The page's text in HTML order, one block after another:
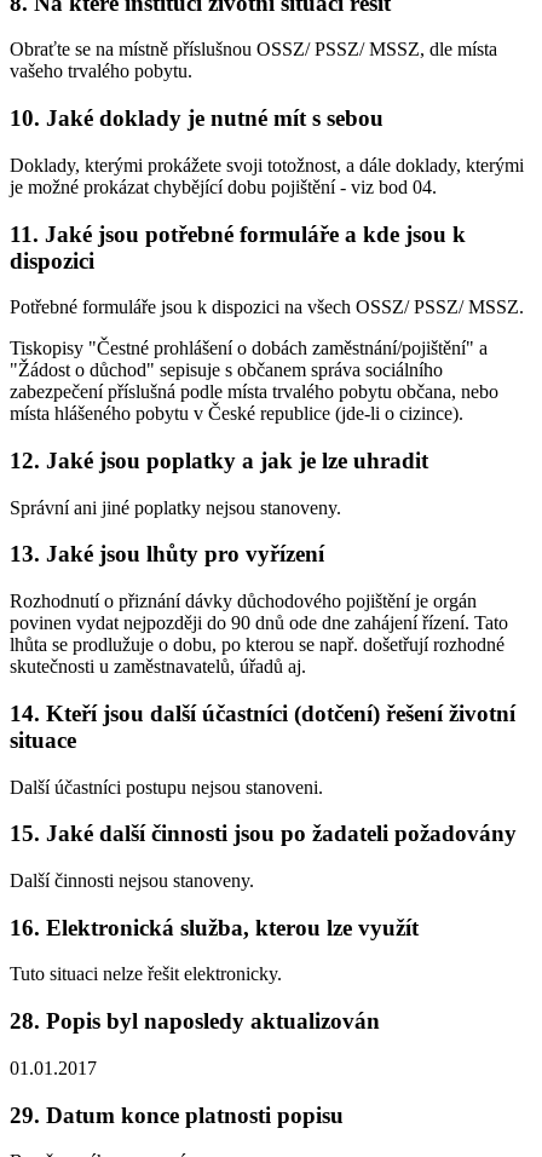
Obraťte se na místně příslušnou OSSZ/ PSSZ/ MSSZ, dle místa
vašeho trvalého pobytu.
10. Jaké doklady je nutné mít s sebou
Doklady, kterými prokážete svoji totožnost, a dále doklady, kterými
je možné prokázat chybějící dobu pojištění - viz bod 04.
11. Jaké jsou potřebné formuláře a kde jsou k
dispozici
Potřebné formuláře jsou k dispozici na všech OSSZ/ PSSZ/ MSSZ.
Tiskopisy "Čestné prohlášení o dobách zaměstnání/pojištění" a
"Žádost o důchod" sepisuje s občanem správa sociálního
zabezpečení příslušná podle místa trvalého pobytu občana, nebo
místa hlášeného pobytu v České republice (jde-li o cizince).
12. Jaké jsou poplatky a jak je lze uhradit
Správní ani jiné poplatky nejsou stanoveny.
13. Jaké jsou lhůty pro vyřízení
Rozhodnutí o přiznání dávky důchodového pojištění je orgán
povinen vydat nejpozději do 90 dnů ode dne zahájení řízení. Tato
lhůta se prodlužuje o dobu, po kterou se např. došetřují rozhodné
skutečnosti u zaměstnavatelů, úřadů aj.
14. Kteří jsou další účastníci (dotčení) řešení životní
situace
Další účastníci postupu nejsou stanoveni.
15. Jaké další činnosti jsou po žadateli požadovány
Další činnosti nejsou stanoveny.
16. Elektronická služba, kterou lze využít
Tuto situaci nelze řešit elektronicky.
28. Popis byl naposledy aktualizován
01.01.2017
29. Datum konce platnosti popisu